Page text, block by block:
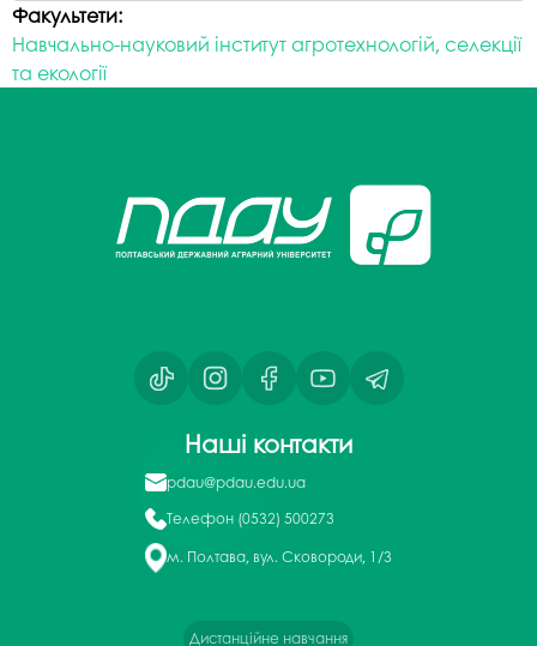
Факультети:
Навчально-науковий інститут агротехнологій, селекції
та екології
Наші контакти
pdau@pdau.edu.ua
Телефон (0532) 500273
м. Полтава, вул. Сковороди, 1/3
Дистанційне навчання